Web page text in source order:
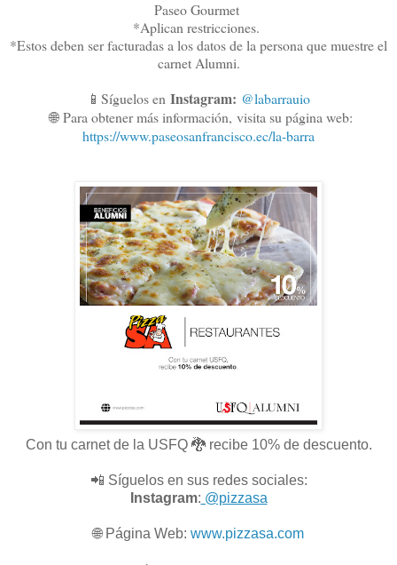
Paseo Gourmet
*Aplican restricciones.
*Estos deben ser facturadas a los datos de la persona que muestre el
carnet Alumni.
📱Síguelos en Instagram: @labarrauio
🌐Para obtener más información, visita su página web:
https://www.paseosanfrancisco.ec/la-barra
Con tu carnet de la USFQ 🐉 recibe 10% de descuento.
📲 Síguelos en sus redes sociales:
Instagram: @pizzasa
🌐 Página Web: www.pizzasa.com